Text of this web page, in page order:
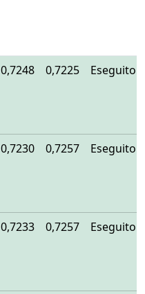
0,7248 0,7225 Eseguito
0,7230 0,7257 Eseguito
0,7233 0,7257 Eseguito